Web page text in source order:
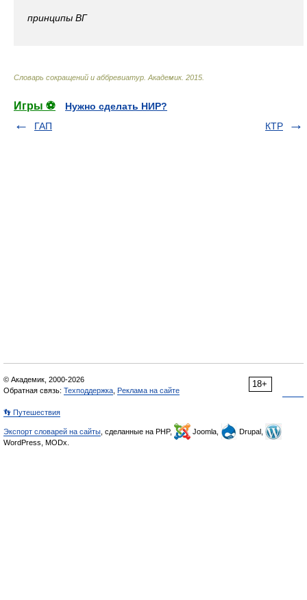
принципы ВГ
Словарь сокращений и аббревиатур Академик. 2015
Игры ⚽
Нужно сделать НИР?
ГАП
КТР
18+
© Академик, 2000-2026
Обратная связь: Техподдержка Реклама на сайте
👣 Путешествия
Экспорт словарей на сайты , сделанные на PHP, Joomla,
Drupal,
WordPress, MODx.